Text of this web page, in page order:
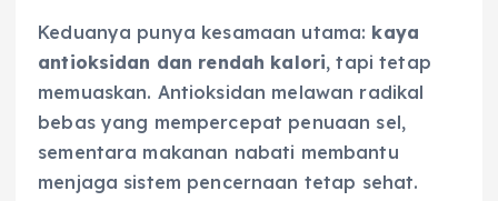
Keduanya punya kesamaan utama: kaya
antioksidan dan rendah kalori, tapi tetap
memuaskan. Antioksidan melawan radikal
bebas yang mempercepat penuaan sel,
sementara makanan nabati membantu
menjaga sistem pencernaan tetap sehat.